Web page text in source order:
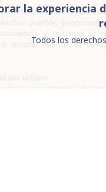
la experiencia
Todos los